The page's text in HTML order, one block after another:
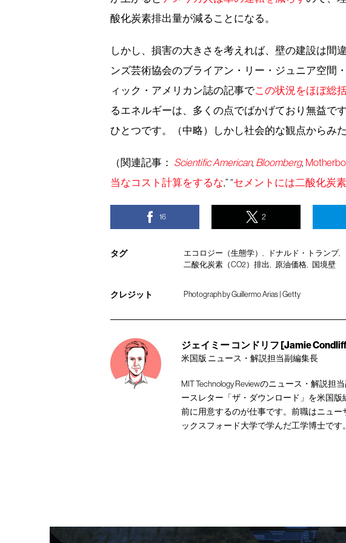
酸化炭素排出量が減ることになる。
しかし、損害の大きさを考えれば、壁の建設は間
ンズ芸術協会のブライアン・リー・ジュニア空間
ィック・アメリカン誌の記事でこの状況をほぼ総
るエネルギーは、多くの点でばかげており無益で
ひとつです。（中略）しかし社会的な観点からみ
（関連記事： Scientific American, Bloomberg,
当なコスト計算をするな,” “セメントには二酸化炭
16 2
タグ エコロジー（生態学） ドナルド・トランプ
二酸化炭素（CO2）排出
原油価格 国境壁
クレジット Photograph by Guillermo Arias | Getty
ジェイミー コンドリフ [Jamie
米国版 ニュース・解説担当副編集長
MIT Technology Reviewのニュース・解説
ースレター「ザ・ダウンロード」を米国
前に用意するのが仕事です。前職はニュー
ックスフォード大学で学んだ工学博士です。